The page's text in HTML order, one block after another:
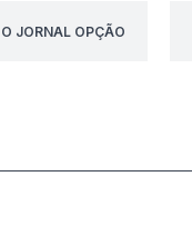
JORNAL OPÇÃO